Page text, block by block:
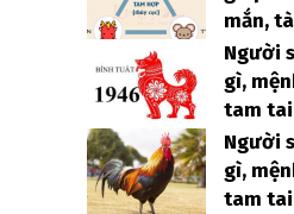
mắn,
Người
gì,
tam tai
Người
gì,
tam tai